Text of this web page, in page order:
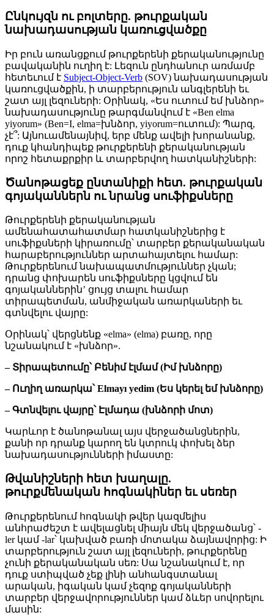
Ընկույզն ու բոլտերը. թուրքական
նախադասության կառուցվածքը
Իր բուն առանցքում թուրքերենի քերականությունը
բավականին ուղիղ է: Լեզուն ընդհանուր առմամբ
հետեւում է Subject-Object-Verb (SOV) նախադասության
կառուցվածքին, ի տարբերություն անգլերենի եւ
շատ այլ լեզուների: Օրինակ, «Ես ուտում եմ խնձոր»
նախադասությունը թարգմանվում է «Ben elma
yiyorum» (Ben=I, elma=խնձոր, yiyorum=ուտում): Պարզ,
չէ՞: Այնուամենայնիվ, երբ մենք ավելի խորանանք,
դուք կհանդիպեք թուրքերենի քերականության
որոշ հետաքրքիր և տարբերվող հատկանիշների:
Ծանոթացեք ընտանիքի հետ. թուրքական
գոյականներն ու նրանց սուֆիքսները
Թուրքերենի քերականության
ամենահատահատմար հատկանիշներից է
սուֆիքսների կիրառումը՝ տարբեր քերականական
հարաբերություններ արտահայտելու համար:
Թուրքերենում նախապատմություններ չկան;
դրանց փոխարեն սուֆիքսները կցվում են
գոյականներին’ ցույց տալու համար
տիրապետման, անմիջական առարկաների եւ
գտնվելու վայրը:
Օրինակ՝ վերցնենք «elma» (elma) բառը, որը
նշանակում է «խնձոր».
– Տիրապետումը՝ Բենիմ էլմամ (Իմ խնձորը)
– Ուղիղ առարկա՝ Elmayı yedim (Ես կերել եմ խնձորը)
– Գտնվելու վայրը՝ Էլմադա (խնձորի մոտ)
Կարևոր է ծանոթանալ այս վերջածանցներին,
քանի որ դրանք կարող են կտրուկ փոխել ձեր
նախադասությունների իմաստը:
Թվանիշների հետ խաղալը.
թուրքմենական հոգնակիներ եւ սեռեր
Թուրքերենում հոգնակի թվեր կազմելիս
անհրաժեշտ է ավելացնել միայն մեկ վերջածանց՝ -
ler կամ -lar՝ կախված բառի մոտակա ձայնավորից: Ի
տարբերություն շատ այլ լեզուների, թուրքերենը
չունի քերականական սեռ: Սա նշանակում է, որ
դուք ստիպված չեք լինի անհանգստանալ
արական, իգական կամ չեզոք գոյականների
տարբեր վերջավորություններ կամ ձևեր սովորելու
մասին: